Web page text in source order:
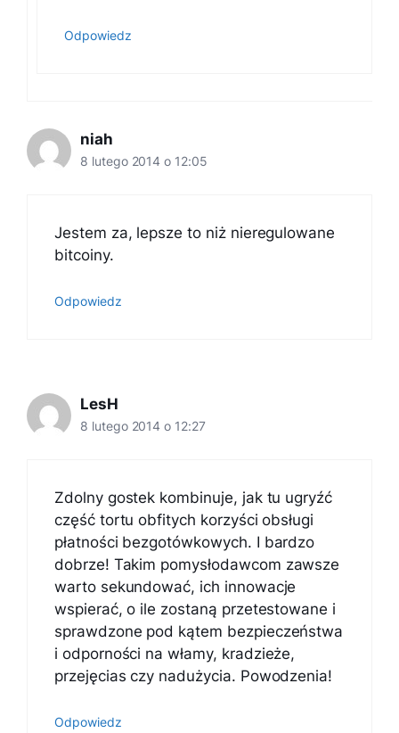
Odpowiedz
niah
8 lutego 2014 o 12:05
Jestem za, lepsze to niż nieregulowane
bitcoiny.
Odpowiedz
LesH
8 lutego 2014 o 12:27
Zdolny gostek kombinuje, jak tu ugryźć
część tortu obfitych korzyści obsługi
płatności bezgotówkowych. I bardzo
dobrze! Takim pomysłodawcom zawsze
warto sekundować, ich innowacje
wspierać, o ile zostaną przetestowane i
sprawdzone pod kątem bezpieczeństwa
i odporności na włamy, kradzieże,
przejęcias czy nadużycia. Powodzenia!
Odpowiedz